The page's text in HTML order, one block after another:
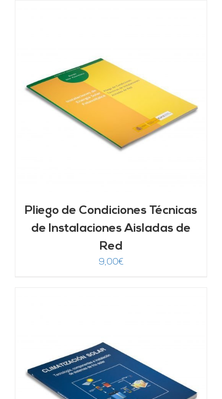
Pliego de Condiciones Técnicas
de Instalaciones Aisladas de
Red
9,00€